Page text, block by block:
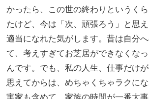
かったら、この世の終わりというく
たけど、今は「次、頑張ろう」と思
適当になれた気がします。昔は自分
て、考えすぎてお芝居ができなくな
んです。でも、私の人生、仕事だけ
思えてからは、めちゃくちゃラクに
実家も含めて、家族の時間が一番大